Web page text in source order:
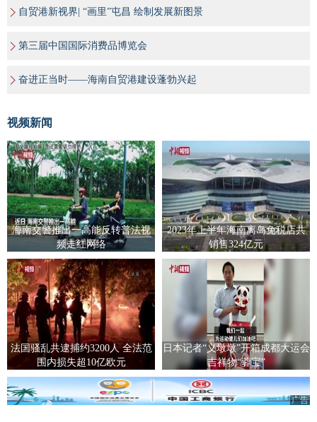
自贸港新视界| “画里”屯昌 绘制发展新图景
第三届中国国际消费品博览会
奋进正当时——海南自贸港建设蓬勃兴起
视频新闻
海南交警推出一高能反转普法视
频走红网络
2023年上半年海南离岛免税店共
销售324亿元
法国骚乱共逮捕约3200人 全法范
围内损失超10亿欧元
日本记者“义墩墩”开箱成都大运会
吉祥物“蓉宝”
广告